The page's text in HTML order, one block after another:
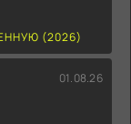
(2026)
01.08.26